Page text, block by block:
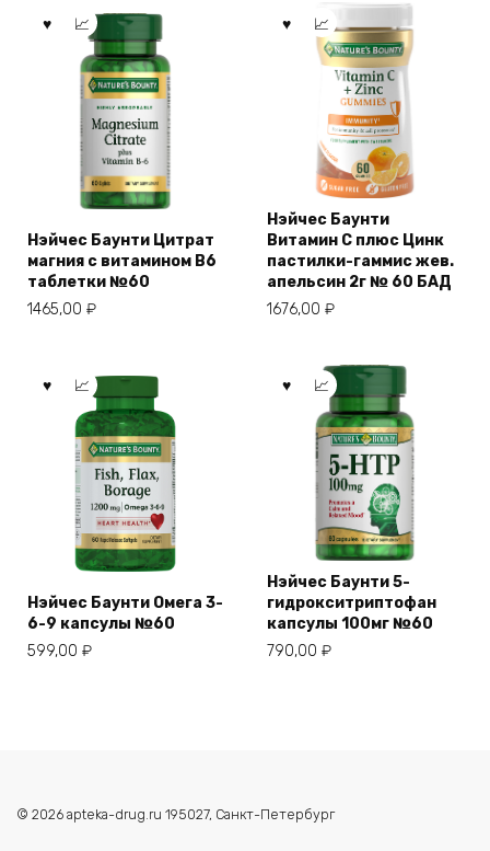
Нэйчес Баунти Цитрат
магния с витамином В6
таблетки №60
1465,00 ₽
Нэйчес Баунти
Витамин С плюс Цинк
пастилки-гаммис жев.
апельсин 2г № 60 БАД
1676,00 ₽
Нэйчес Баунти Омега 3-
6-9 капсулы №60
599,00 ₽
Нэйчес Баунти 5-
гидрокситриптофан
капсулы 100мг №60
790,00 ₽
© 2026 apteka-drug.ru 195027, Санкт-Петербург